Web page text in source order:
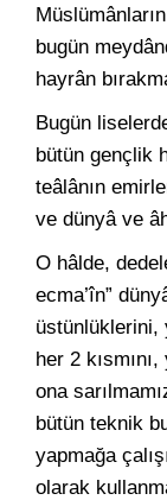
bugün
hayrân
Bugün
bütün gençlik
teâlânın
ve dünyâ ve
O hâlde,
ecma’în”
üstünlüklerini,
her 2
ona
bütün teknik
yapmağa
olarak